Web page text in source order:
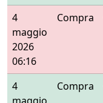
4
maggio
2026
06:16
Compra
4
Compra